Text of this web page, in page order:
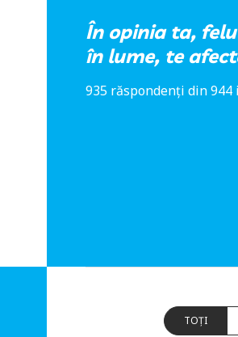
În opinia ta,
în lume, te
935 răspondenți din
TOȚI